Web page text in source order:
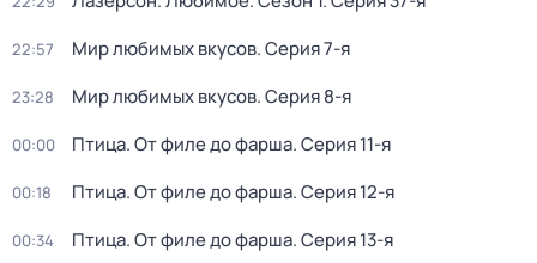
22:57 Мир любимых вкусов. Серия 7-я
23:28 Мир любимых вкусов. Серия 8-я
00:00 Птица. От филе до фарша. Серия 11-я
00:18 Птица. От филе до фарша. Серия 12-я
00:34 Птица. От филе до фарша. Серия 13-я